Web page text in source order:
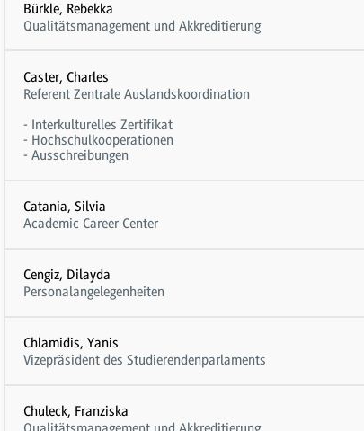
Bürkle, Rebekka
Qualitätsmanagement und Akkreditierung
Caster, Charles
Referent Zentrale Auslandskoordination
- Interkulturelles Zertifikat
- Hochschulkooperationen
- Ausschreibungen
Catania, Silvia
Academic Career Center
Cengiz, Dilayda
Personalangelegenheiten
Chlamidis, Yanis
Vizepräsident des Studierendenparlaments
Chuleck, Franziska